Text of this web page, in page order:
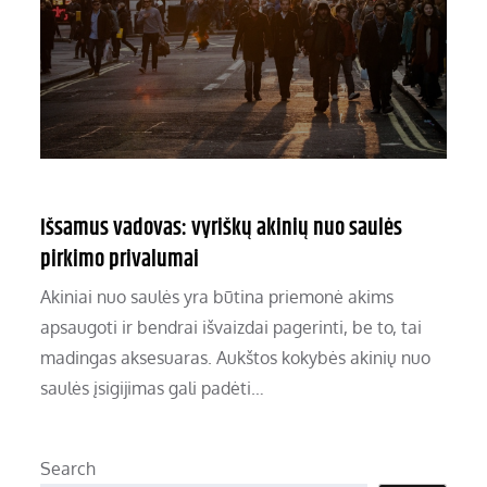
Išsamus vadovas: vyriškų akinių nuo saulės
pirkimo privalumai
Akiniai nuo saulės yra būtina priemonė akims
apsaugoti ir bendrai išvaizdai pagerinti, be to, tai
madingas aksesuaras. Aukštos kokybės akinių nuo
saulės įsigijimas gali padėti…
Search